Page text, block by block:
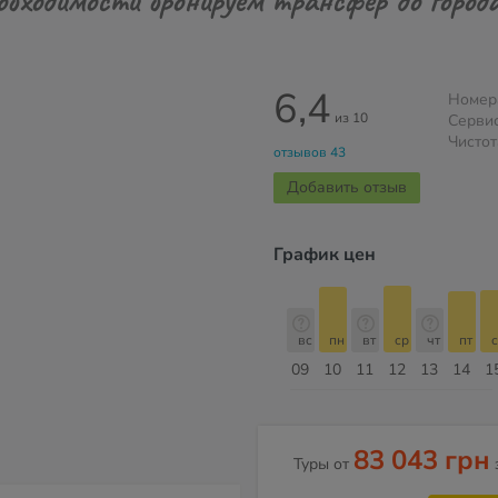
6,4 из 10
отзывов 43
Добавить отзыв
График цен
09
вс
10
пн
11
вт
12
ср
13
чт
14
пт
Туры от 83 043 грн